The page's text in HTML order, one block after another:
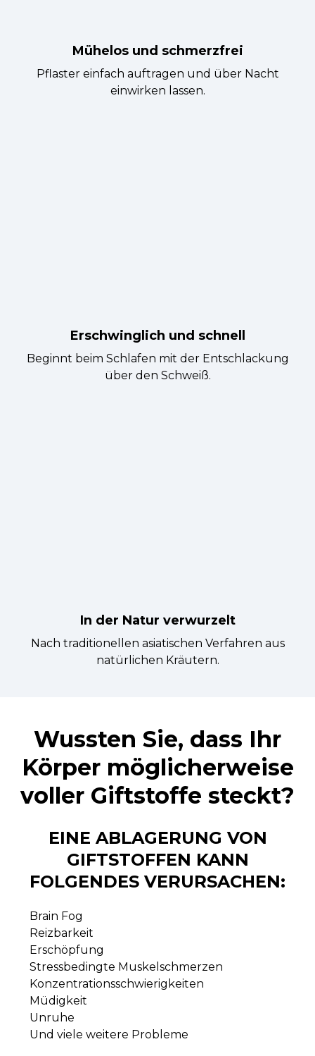
Mühelos und schmerzfrei
Pflaster einfach auftragen und über Nacht
einwirken lassen.
Erschwinglich und schnell
Beginnt beim Schlafen mit der Entschlackung
über den Schweiß.
In der Natur verwurzelt
Nach traditionellen asiatischen Verfahren aus
natürlichen Kräutern.
Wussten Sie, dass Ihr
Körper möglicherweise
voller Giftstoffe steckt?
EINE ABLAGERUNG VON
GIFTSTOFFEN KANN
FOLGENDES VERURSACHEN:
Brain Fog
Reizbarkeit
Erschöpfung
Stressbedingte Muskelschmerzen
Konzentrationsschwierigkeiten
Müdigkeit
Unruhe
Und viele weitere Probleme